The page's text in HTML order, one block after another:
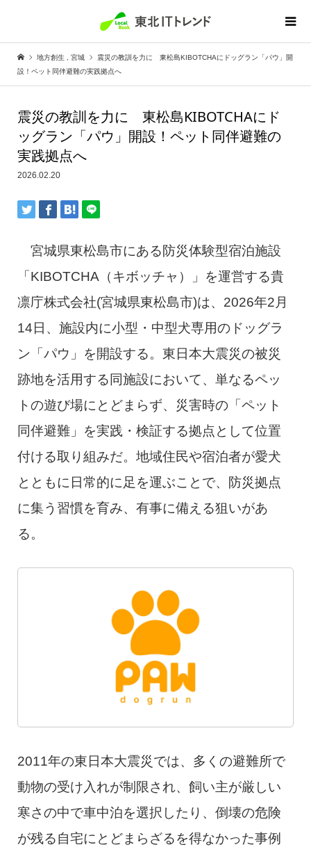
地方創生 宮城
震災の教訓を力に 東松島KIBOTCHAにドッグラン「パウ」開
設！ペット同伴避難の実践拠点へ
震災の教訓を力に 東松島KIBOTCHAにド
ッグラン「パウ」開設！ペット同伴避難の
実践拠点へ
2026.02.20
宮城県東松島市にある防災体験型宿泊施設
「KIBOTCHA（キボッチャ）」を運営する貴
凛庁株式会社(宮城県東松島市)は、2026年2月
14日、施設内に小型・中型犬専用のドッグラ
ン「パウ」を開設する。東日本大震災の被災
跡地を活用する同施設において、単なるペッ
トの遊び場にとどまらず、災害時の「ペット
同伴避難」を実践・検証する拠点として位置
付ける取り組みだ。地域住民や宿泊者が愛犬
とともに日常的に足を運ぶことで、防災拠点
に集う習慣を育み、有事に備える狙いがあ
る。
2011年の東日本大震災では、多くの避難所で
動物の受け入れが制限され、飼い主が厳しい
寒さの中で車中泊を選択したり、倒壊の危険
が残る自宅にとどまらざるを得なかった事例